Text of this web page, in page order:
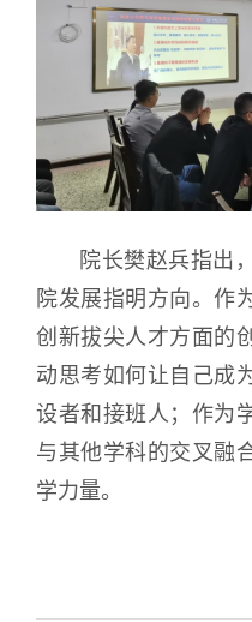
院长樊赵兵指出
院发展指明方向。作
创新拔尖人才方面的
动思考如何让自己成
设者和接班人；作为
与其他学科的交叉融
学力量。